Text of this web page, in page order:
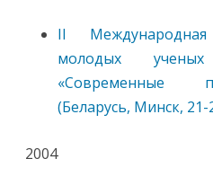
II Международная
молодых
«Современные
(Беларусь, Минск,
2004